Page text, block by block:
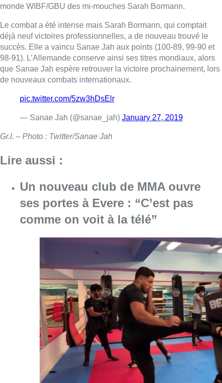
monde WIBF/GBU des mi-mouches Sarah Bormann.
Le combat a été intense mais Sarah Bormann, qui comptait
déjà neuf victoires professionnelles, a de nouveau trouvé le
succès. Elle a vaincu Sanae Jah aux points (100-89, 99-90 et
98-91). L’Allemande conserve ainsi ses titres mondiaux, alors
que Sanae Jah espère retrouver la victoire prochainement, lors
de nouveaux combats internationaux.
pic.twitter.com/5zw3hDsElr
— Sanae Jah (@sanae_jah) January 27, 2019
Gr.I. – Photo : Twitter/Sanae Jah
Lire aussi :
Un nouveau club de MMA ouvre
ses portes à Evere : “C’est pas
comme on voit à la télé”